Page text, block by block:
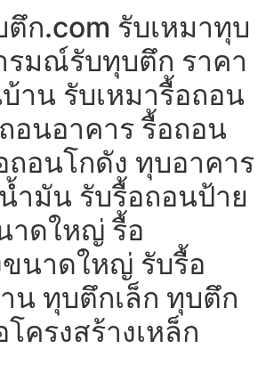
ตึก.com รับเหมาทุบ
รมณ์รับทุบตึก ราคา
าน รับเหมารื้อถอน
อนอาคาร รื้อถอน
ถอนโกดัง ทุบอาคาร
ำมัน รับรื้อถอนป้าย
ดใหญ่ รื้อ
ขนาดใหญ่ รับรื้อ
น ทุบตึกเล็ก ทุบตึก
ครงสร้างเหล็ก